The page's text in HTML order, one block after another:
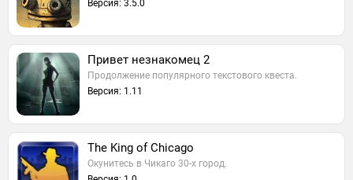
Версия: 3.5.0
Привет незнакомец 2
Продолжение популярного текстового квеста.
Версия: 1.11
The King of Chicago
Окунитесь в Чикаго 30-х город.